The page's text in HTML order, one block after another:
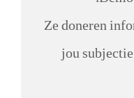
Ze doneren
jou